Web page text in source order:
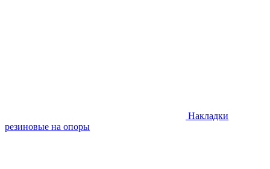
Накладки
резиновые на опоры